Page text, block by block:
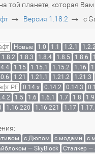
той планете, которая
→ Версия 1.18.2 → с
Новые 1.0 1.1 1.2.1
1.8.2 1.8.3 1.8.4 1.8.5 1.8.6
1.15 1.15.1 1.15.2 1.16
1.21 1.21.1 1.21.2 1.21.3
PE 0.14.x 0.14.2 0.14.3
1.5 1.6 1.6.1 1.7 1.8 1.9
1.16.220 1.16.221 1.17
с Дюпом с модами с
— SkyBlock Сталкер —